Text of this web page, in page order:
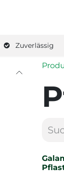
Zuverlässig